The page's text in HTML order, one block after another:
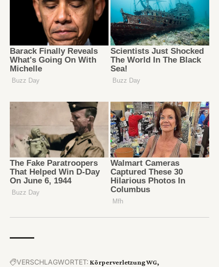
VERSCHLAGWORTET: Körperverletzung WG